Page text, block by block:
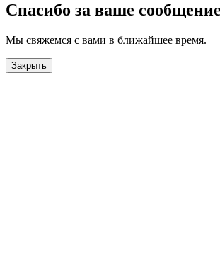
Спасибо за ваше
Мы свяжемся с вами в ближайшее время.
Закрыть